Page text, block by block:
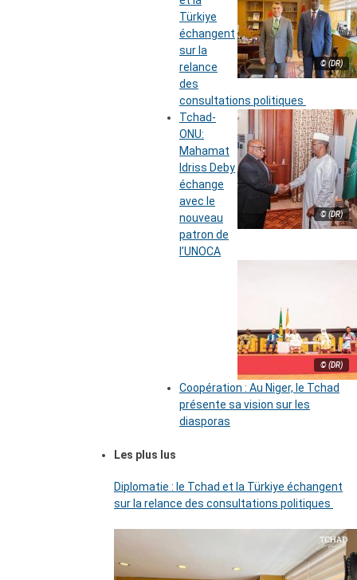
© (DR)
Türkiye
échangent
sur la
relance
des
consultations politiques
© (DR)
Tchad-
ONU:
Mahamat
Idriss Deby
échange
avec le
nouveau
patron de
l’UNOCA
© (DR)
Coopération : Au Niger, le Tchad
présente sa vision sur les
diasporas
Les plus lus
Diplomatie : le Tchad et la Türkiye échangent
sur la relance des consultations politiques